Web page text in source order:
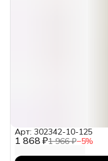
1 868 ₽1 966 ₽−5%
Арт: 302342-10-125